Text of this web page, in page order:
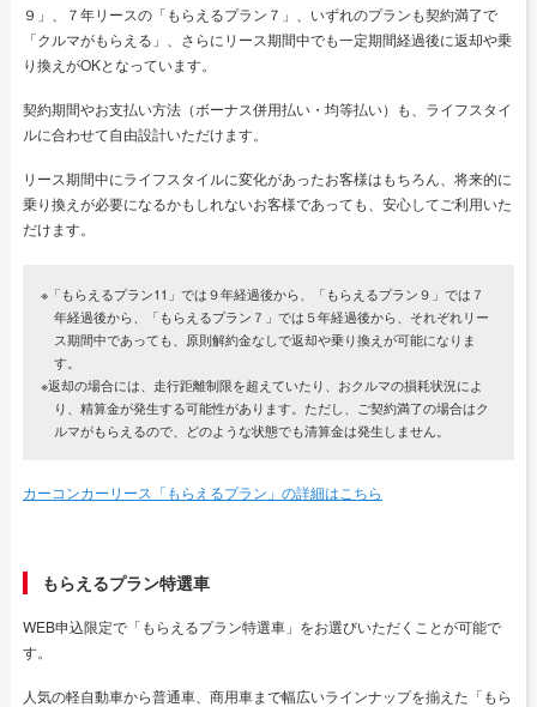
９」、７年リースの「もらえるプラン７」、いずれのプランも契約満了で
「クルマがもらえる」、さらにリース期間中でも一定期間経過後に返却や乗
り換えがOKとなっています。
契約期間やお支払い方法（ボーナス併用払い・均等払い）も、ライフスタイ
ルに合わせて自由設計いただけます。
リース期間中にライフスタイルに変化があったお客様はもちろん、将来的に
乗り換えが必要になるかもしれないお客様であっても、安心してご利用いた
だけます。
※「もらえるプラン11」では９年経過後から、「もらえるプラン９」では７
年経過後から、「もらえるプラン７」では５年経過後から、それぞれリー
ス期間中であっても、原則解約金なしで返却や乗り換えが可能になりま
す。
※返却の場合には、走行距離制限を超えていたり、おクルマの損耗状況によ
り、精算金が発生する可能性があります。ただし、ご契約満了の場合はク
ルマがもらえるので、どのような状態でも清算金は発生しません。
カーコンカーリース「もらえるプラン」の詳細はこちら
もらえるプラン特選車
WEB申込限定で「もらえるプラン特選車」をお選びいただくことが可能で
す。
人気の軽自動車から普通車、商用車まで幅広いラインナップを揃えた「もら